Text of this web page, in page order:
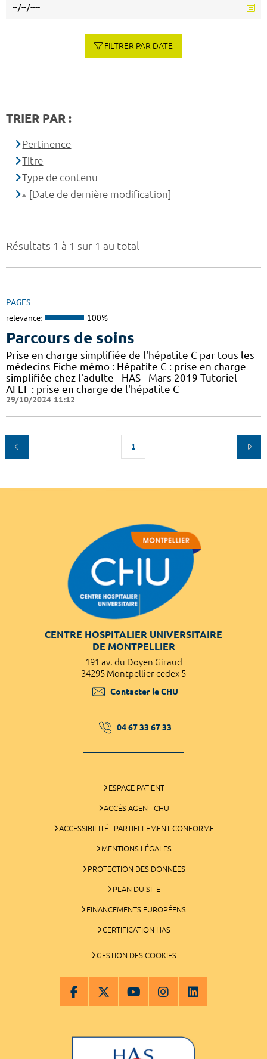
Résultats 1 à 1 sur 1 au total
PAGES
relevance: 100%
Parcours de soins
Prise en charge simplifiée de l'hépatite C par tous les
médecins Fiche mémo : Hépatite C : prise en charge
simplifiée chez l'adulte - HAS - Mars 2019 Tutoriel
AFEF : prise en charge de l'hépatite C
29/10/2024 11:12
1
FILTRER PAR DATE
TRIER PAR :
Pertinence
Titre
Type de contenu
[Date de dernière modification]
CENTRE HOSPITALIER UNIVERSITAIRE
DE MONTPELLIER
191 av. du Doyen Giraud
34295 Montpellier cedex 5
Contacter le CHU
04 67 33 67 33
ESPACE PATIENT
ACCÈS AGENT CHU
ACCESSIBILITÉ : PARTIELLEMENT CONFORME
MENTIONS LÉGALES
PROTECTION DES DONNÉES
PLAN DU SITE
FINANCEMENTS EUROPÉENS
CERTIFICATION HAS
GESTION DES COOKIES